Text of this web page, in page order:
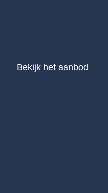
Bekijk het aanbod